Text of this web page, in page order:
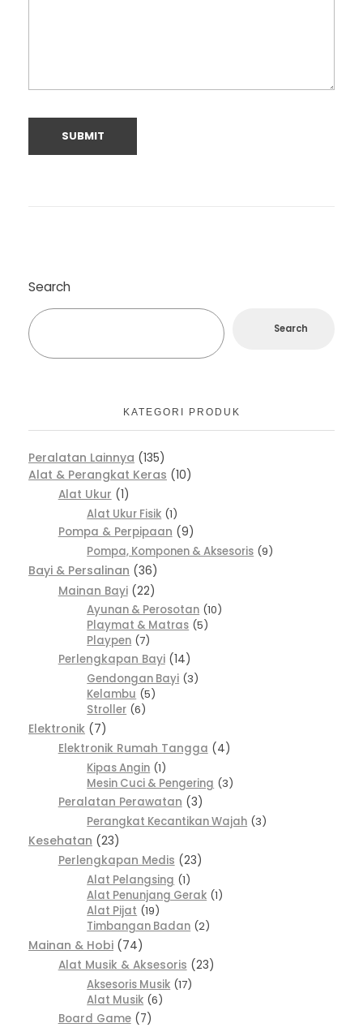
Search
Search
KATEGORI PRODUK
Peralatan Lainnya 135
Alat & Perangkat Keras 10
Alat Ukur
1
Alat Ukur Fisik 1
Pompa & Perpipaan
9
Pompa, Komponen & Aksesoris 9
Bayi & Persalinan 36
Mainan Bayi 22
Ayunan & Perosotan 10
Playmat & Matras 5
Playpen 7
Perlengkapan Bayi 14
Gendongan Bayi 3
Kelambu 5
Stroller 6
Elektronik 7
Elektronik Rumah Tangga
4
Kipas Angin 1
Mesin Cuci & Pengering 3
Peralatan Perawatan
3
Perangkat Kecantikan Wajah 3
Kesehatan 23
Perlengkapan Medis
23
Alat Pelangsing 1
Alat Penunjang Gerak 1
Alat Pijat 19
Timbangan Badan 2
Mainan & Hobi 74
Alat Musik & Aksesoris
23
Aksesoris Musik 17
Alat Musik 6
Board Game
7